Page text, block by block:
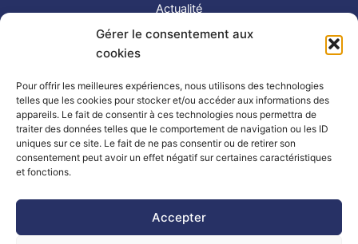
Gérer le consentement aux
cookies
Pour offrir les meilleures expériences, nous utilisons des technologies
telles que les cookies pour stocker et/ou accéder aux informations des
appareils. Le fait de consentir à ces technologies nous permettra de
traiter des données telles que le comportement de navigation ou les ID
uniques sur ce site. Le fait de ne pas consentir ou de retirer son
consentement peut avoir un effet négatif sur certaines caractéristiques
et fonctions.
Accepter
Actualité
Contact
Suivez-nous !